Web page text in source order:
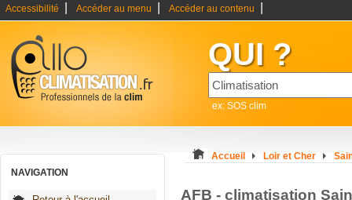
Accessibilité Accéder au menu Accéder au contenu
QUI ?
ex: SOS clim
NAVIGATION
Accueil Loir et Cher
AFB - climatisation